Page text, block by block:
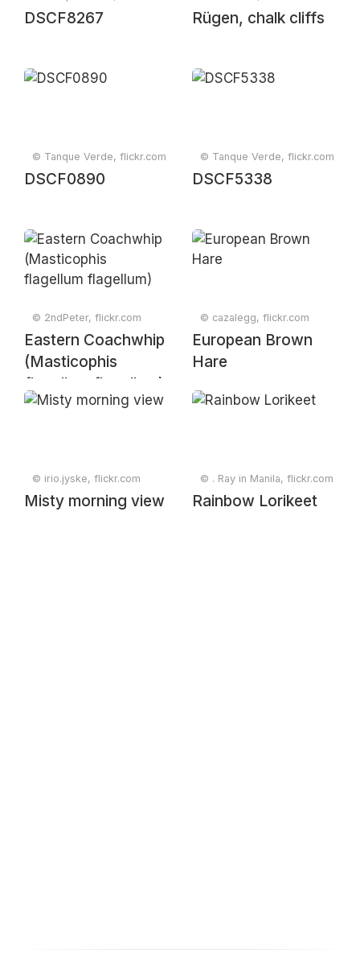
DSCF8267 Rügen, chalk cliffs
© Tanque Verde, flickr.com
DSCF0890
© Tanque Verde, flickr.com
DSCF5338
© 2ndPeter, flickr.com
Eastern Coachwhip
(Masticophis
flagellum flagellum)
© cazalegg, flickr.com
European Brown
Hare
© irio.jyske, flickr.com
Misty morning view
© . Ray in Manila, flickr.com
Rainbow Lorikeet